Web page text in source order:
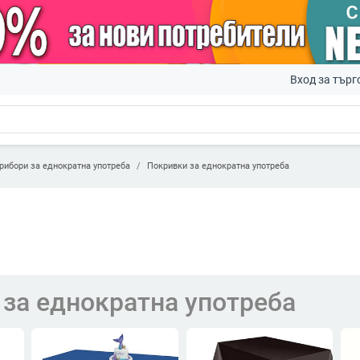
Вход за
за еднократна употреба Покривки за еднократна употреба
еднократна употреба